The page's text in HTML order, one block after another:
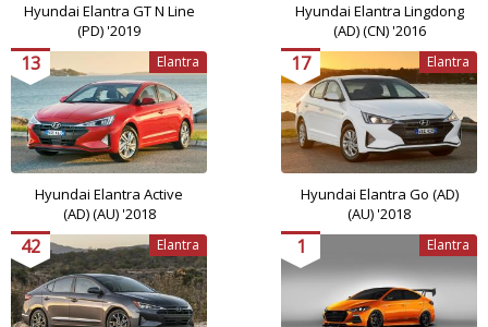
Hyundai Elantra GT N Line
(PD) '2019
Hyundai Elantra Lingdong
(AD) (CN) '2016
Hyundai Elantra Active
(AD) (AU) '2018
13 Elantra
Hyundai Elantra Go (AD)
(AU) '2018
17 Elantra
42 Elantra 1 Elantra